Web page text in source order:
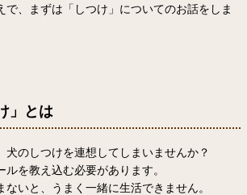
で、まずは「しつけ」についてのお話をしま
」とは
犬のしつけを連想してしまいませんか？
を教え込む必要があります。
いと、うまく一緒に生活できません。